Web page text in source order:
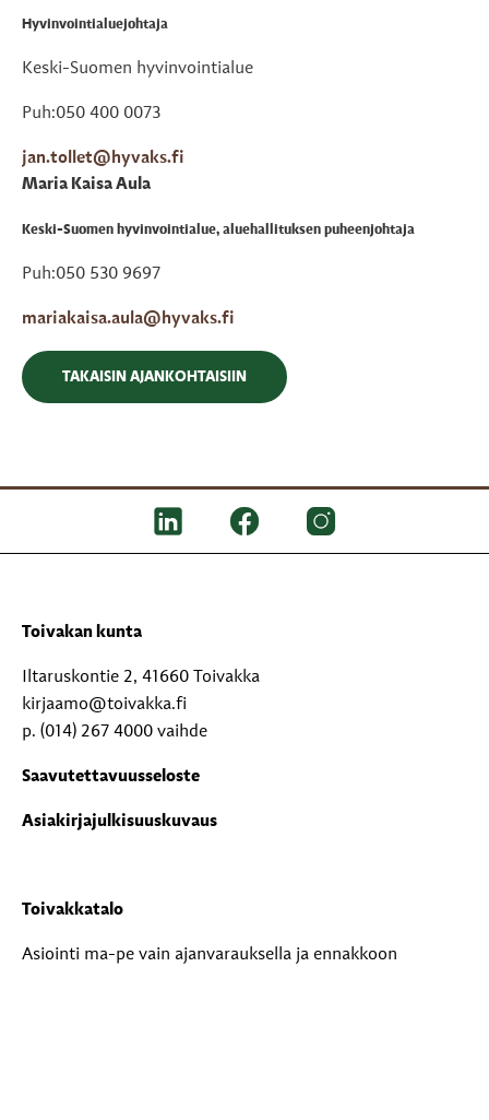
Hyvinvointialuejohtaja
Keski-Suomen hyvinvointialue
Puh:050 400 0073
jan.tollet@hyvaks.fi
Maria Kaisa Aula
Keski-Suomen hyvinvointialue, aluehallituksen puheenjohtaja
Puh:050 530 9697
mariakaisa.aula@hyvaks.fi
TAKAISIN AJANKOHTAISIIN
Toivakan kunta
Iltaruskontie 2, 41660 Toivakka
kirjaamo@toivakka.fi
p. (014) 267 4000 vaihde
Saavutettavuusseloste
Asiakirjajulkisuuskuvaus
Toivakkatalo
Asiointi ma-pe vain ajanvarauksella ja ennakkoon